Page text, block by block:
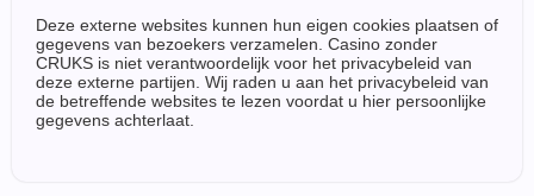
Deze externe websites kunnen hun eigen cookies plaatsen of
gegevens van bezoekers verzamelen. Casino zonder
CRUKS is niet verantwoordelijk voor het privacybeleid van
deze externe partijen. Wij raden u aan het privacybeleid van
de betreffende websites te lezen voordat u hier persoonlijke
gegevens achterlaat.